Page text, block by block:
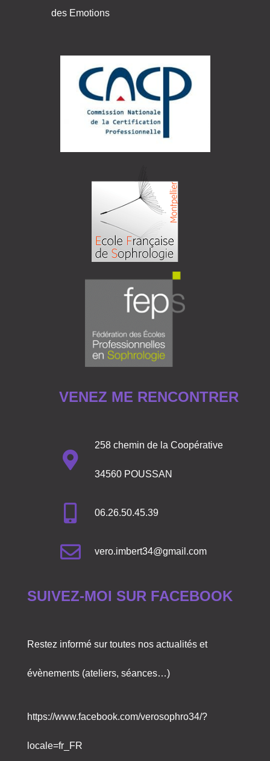
des Emotions
VENEZ ME RENCONTRER
258 chemin de la Coopérative
34560 POUSSAN
06.26.50.45.39
vero.imbert34@gmail.com
SUIVEZ-MOI SUR FACEBOOK
Restez informé sur toutes nos actualités et
évènements (ateliers, séances…)
https://www.facebook.com/verosophro34/?
locale=fr_FR